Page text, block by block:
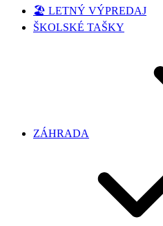
🏖️ LETNÝ VÝPREDAJ
ŠKOLSKÉ TAŠKY
ZÁHRADA